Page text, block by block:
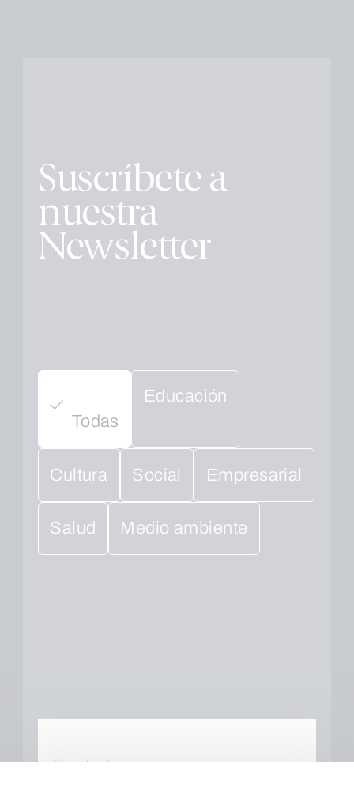
Suscríbete a
nuestra
Newsletter
Todas
Educación
Cultura Social Empresarial
Salud Medio ambiente